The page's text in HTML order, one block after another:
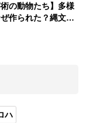
術の動物たち】多様
作られた？縄文人
ハ